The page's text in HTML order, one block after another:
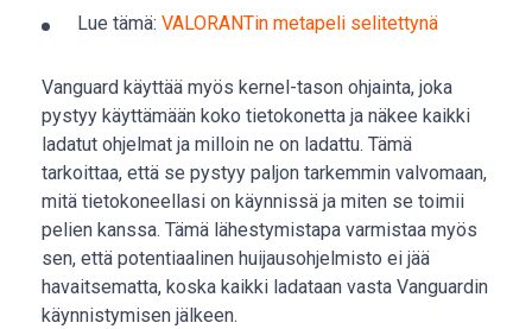
Lue tämä: VALORANTin metapeli selitettynä
Vanguard käyttää myös kernel-tason ohjainta, joka
pystyy käyttämään koko tietokonetta ja näkee kaikki
ladatut ohjelmat ja milloin ne on ladattu. Tämä
tarkoittaa, että se pystyy paljon tarkemmin valvomaan,
mitä tietokoneellasi on käynnissä ja miten se toimii
pelien kanssa. Tämä lähestymistapa varmistaa myös
sen, että potentiaalinen huijausohjelmisto ei jää
havaitsematta, koska kaikki ladataan vasta Vanguardin
käynnistymisen jälkeen.